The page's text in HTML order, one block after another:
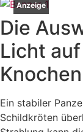
Anzeige
Die
Licht
Knochen
Ein stabiler
Schildkröten